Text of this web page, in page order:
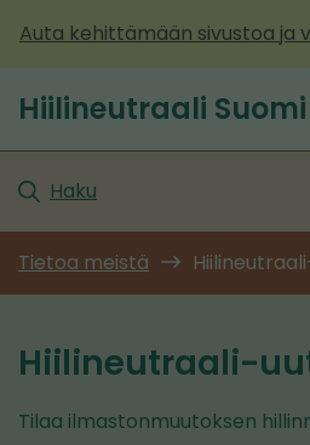
sisältöön
Auta kehittämään sivustoa ja
Etusivu
Hiilineutraali Suomi
Haku
Tietoa meistä
Hiilineutraali-
Tilaa ilmastonmuutoksen